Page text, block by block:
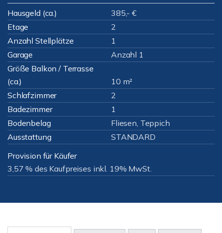
Hausgeld (ca.)
385,- €
Etage
2
Anzahl Stellplätze
1
Garage
Anzahl 1
Größe Balkon / Terrasse
(ca.)
10 m²
Schlafzimmer
2
Badezimmer
1
Bodenbelag
Fliesen, Teppich
Ausstattung
STANDARD
Provision für Käufer
3,57 % des Kaufpreises inkl. 19% MwSt.